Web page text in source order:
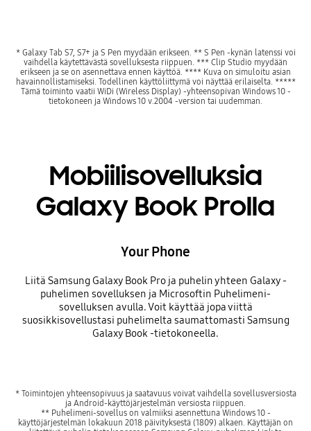
* Galaxy Tab S7, S7+ ja S Pen myydään erikseen. ** S Pen -kynän latenssi voi
vaihdella käytettävästä sovelluksesta riippuen. *** Clip Studio myydään
erikseen ja se on asennettava ennen käyttöä. **** Kuva on simuloitu asian
havainnollistamiseksi. Todellinen käyttöliittymä voi näyttää erilaiselta. *****
Tämä toiminto vaatii WiDi (Wireless Display) -yhteensopivan Windows 10 -
tietokoneen ja Windows 10 v.2004 -version tai uudemman.
Mobiilisovelluksia
Galaxy Book Prolla
Your Phone
Liitä Samsung Galaxy Book Pro ja puhelin yhteen Galaxy -
puhelimen sovelluksen ja Microsoftin Puhelimeni-
sovelluksen avulla. Voit käyttää jopa viittä
suosikkisovellustasi puhelimelta saumattomasti Samsung
Galaxy Book -tietokoneella.
* Toimintojen yhteensopivuus ja saatavuus voivat vaihdella sovellusversiosta
ja Android-käyttöjärjestelmän versiosta riippuen.
** Puhelimeni-sovellus on valmiiksi asennettuna Windows 10 -
käyttöjärjestelmän lokakuun 2018 päivityksestä (1809) alkaen. Käyttäjän on